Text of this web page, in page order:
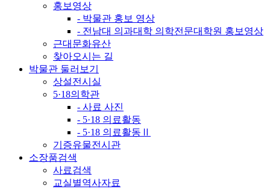
홍보영상
- 박물관 홍보 영상
- 전남대 의과대학 의학전문대학원 홍보영상
근대문화유산
찾아오시는 길
박물관 둘러보기
상설전시실
5·18의학관
- 사료 사진
- 5·18 의료활동
- 5·18 의료활동Ⅱ
기증유물전시관
소장품검색
사료검색
교실별역사자료